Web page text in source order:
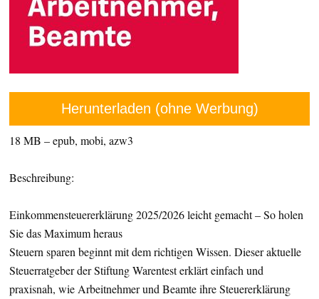
Herunterladen (ohne Werbung)
18 MB – epub, mobi, azw3
Beschreibung:
Einkommensteuererklärung 2025/2026 leicht gemacht – So holen
Sie das Maximum heraus
Steuern sparen beginnt mit dem richtigen Wissen. Dieser aktuelle
Steuerratgeber der Stiftung Warentest erklärt einfach und
praxisnah, wie Arbeitnehmer und Beamte ihre Steuererklärung